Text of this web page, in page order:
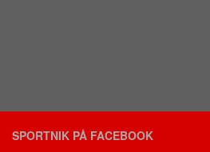
SPORTNIK PÅ FACEBOOK